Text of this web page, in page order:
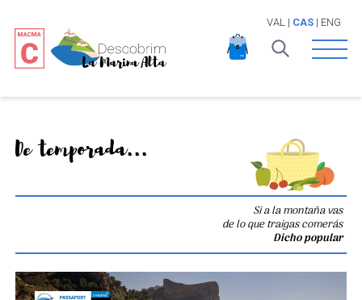
VAL | CAS| ENG
Open
De temporada...
Si a la montaña vas
de lo que traigas comerás
Dicho popular